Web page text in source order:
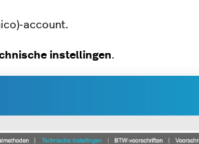
account.
instellingen.